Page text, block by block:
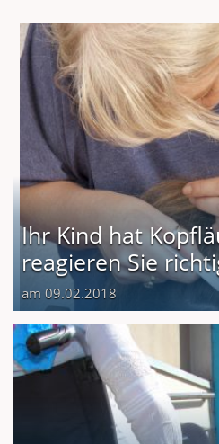
Ihr Kind hat
reagieren Sie
am 09.02.2018